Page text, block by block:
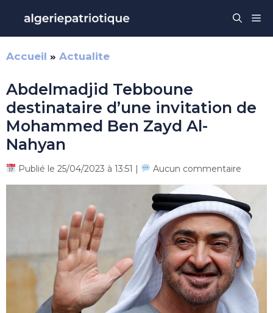
contenu
Accueil » Actualite
Abdelmadjid Tebboune
destinataire d’une invitation de
Mohammed Ben Zayd Al-
Nahyan
Publié le 25/04/2023 à 13:51 | Aucun commentaire